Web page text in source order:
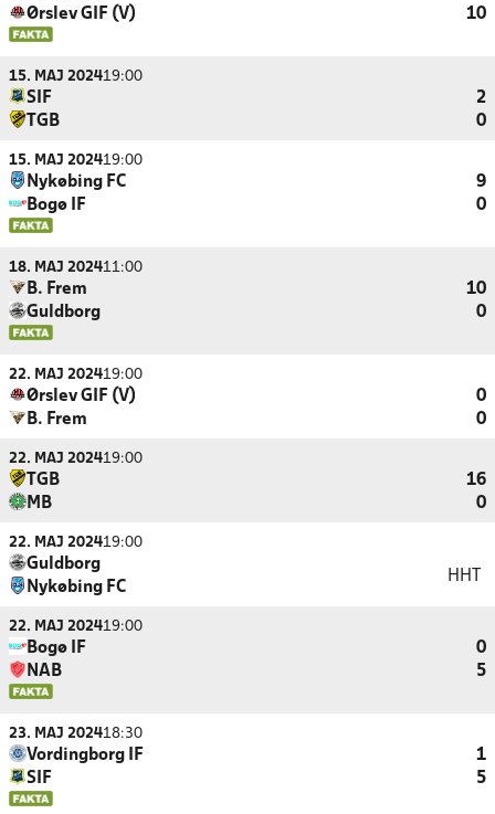
Ørslev GIF (V)
10
15. MAJ 202419:00
SIF
2
TGB
0
15. MAJ 202419:00
Nykøbing FC
9
Bogø IF
0
18. MAJ 202411:00
B. Frem
10
Guldborg
0
22. MAJ 202419:00
Ørslev GIF (V)
0
B. Frem
0
22. MAJ 202419:00
TGB
16
MB
0
22. MAJ 202419:00
Guldborg
Nykøbing FC
HHT
22. MAJ 202419:00
Bogø IF
0
NAB
5
23. MAJ 202418:30
Vordingborg IF
1
SIF
5